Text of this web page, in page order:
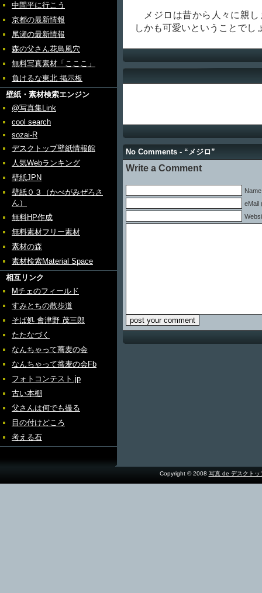
中間平に行こう
京都の最新情報
尾瀬の最新情報
森の父さん花鳥風穴
無料写真素材「こここ」
負けるな東北 掲示板
壁紙・素材検索エンジン
@写真集Link
cool search
sozai-R
デスクトップ壁紙情報館
人気Webランキング
壁紙JPN
壁紙０３（かべがみぜろさ
ん）
無料HP作成
無料素材フリー素材
素材の森
素材検索Material Space
相互リンク
Mチェのフィールド
すみとちの散歩道
そば処 會津野 茂三郎
たたなづく
なんちゃって蕎麦の会
なんちゃって蕎麦の会Fb
フォトコンテスト.jp
古い本棚
父さんは何でも撮る
目の付けどころ
考える石
メジロは昔から人々に親し
しかも可愛いということでし
No Comments - “メジロ”
Write a Comment
eMail
Copyright © 2008 写真 de デスクトッ